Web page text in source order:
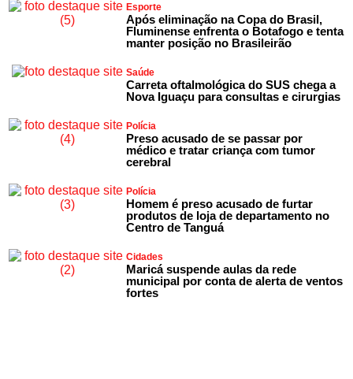
Esporte
Após eliminação na Copa do Brasil,
Fluminense enfrenta o Botafogo e tenta
manter posição no Brasileirão
Saúde
Carreta oftalmológica do SUS chega a
Nova Iguaçu para consultas e cirurgias
Polícia
Preso acusado de se passar por
médico e tratar criança com tumor
cerebral
Polícia
Homem é preso acusado de furtar
produtos de loja de departamento no
Centro de Tanguá
Cidades
Maricá suspende aulas da rede
municipal por conta de alerta de ventos
fortes